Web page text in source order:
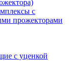
с
прожекторами
с уценкой